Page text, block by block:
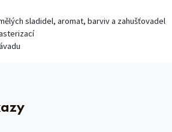
sladidel, aromat, barviv a zahušťovadel